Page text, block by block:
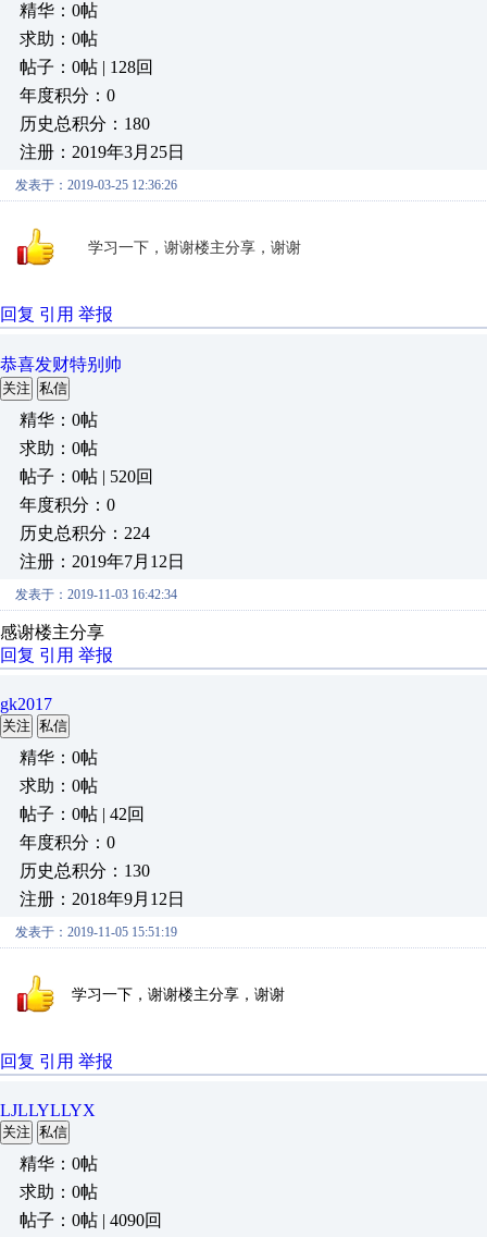
精华：0帖
求助：0帖
帖子：0帖 | 128回
年度积分：0
历史总积分：180
注册：2019年3月25日
发表于：2019-03-25 12:36:26
学习一下，谢谢楼主分享，谢谢
回复 引用 举报
恭喜发财特别帅
关注 私信
精华：0帖
求助：0帖
帖子：0帖 | 520回
年度积分：0
历史总积分：224
注册：2019年7月12日
发表于：2019-11-03 16:42:34
感谢楼主分享
回复 引用 举报
gk2017
关注 私信
精华：0帖
求助：0帖
帖子：0帖 | 42回
年度积分：0
历史总积分：130
注册：2018年9月12日
发表于：2019-11-05 15:51:19
学习一下，谢谢楼主分享，谢谢
回复 引用 举报
LJLLYLLYX
关注 私信
精华：0帖
求助：0帖
帖子：0帖 | 4090回